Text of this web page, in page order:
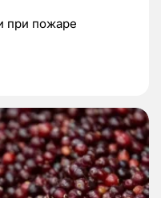
при пожаре